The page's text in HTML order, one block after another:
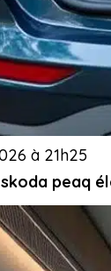
peaq
à 21h25